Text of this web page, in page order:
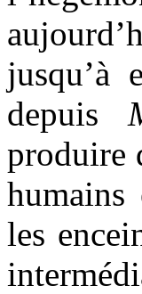
jusqu’à
depuis
produire
humains
les